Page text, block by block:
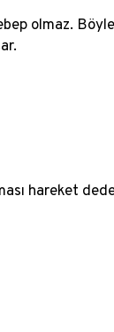
olmaz.
hareket